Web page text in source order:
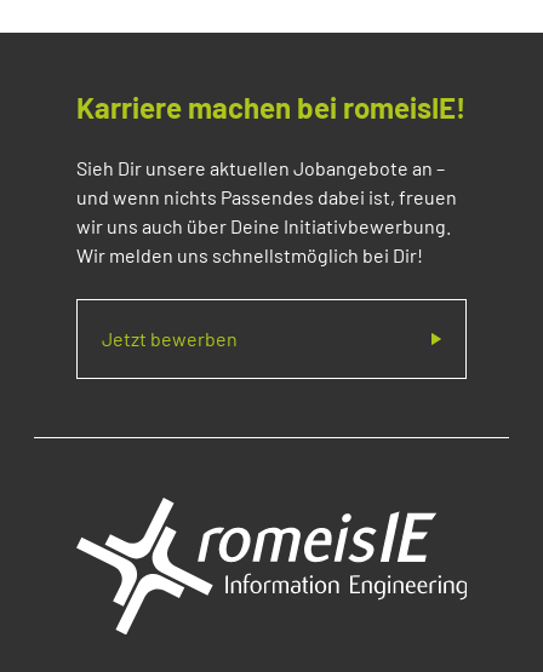
Karriere machen bei romeisIE!
Sieh Dir unsere aktuellen Jobangebote an –
und wenn nichts Passendes dabei ist, freuen
wir uns auch über Deine Initiativbewerbung.
Wir melden uns schnellstmöglich bei Dir!
Jetzt bewerben